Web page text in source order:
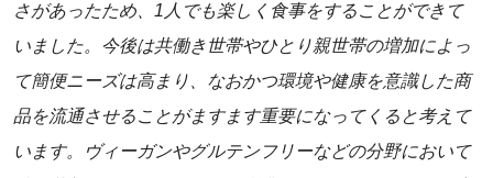
さがあったため、1人でも楽しく食事をすることができて
いました。今後は共働き世帯やひとり親世帯の増加によっ
て簡便ニーズは高まり、なおかつ環境や健康を意識した商
品を流通させることがますます重要になってくると考えて
います。ヴィーガンやグルテンフリーなどの分野において